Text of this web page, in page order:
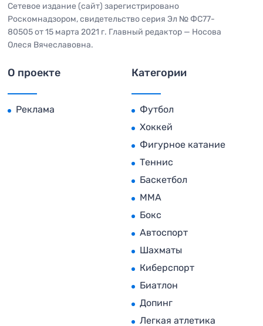
Сетевое издание (сайт) зарегистрировано
Роскомнадзором, свидетельство серия Эл № ФС77-
80505 от 15 марта 2021 г. Главный редактор — Носова
Олеся Вячеславовна.
О проекте
Реклама
Категории
Футбол
Хоккей
Фигурное катание
Теннис
Баскетбол
MMA
Бокс
Автоспорт
Шахматы
Киберспорт
Биатлон
Допинг
Легкая атлетика